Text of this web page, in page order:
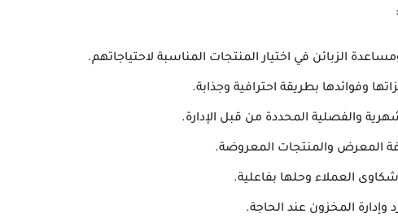
الزبائن في اختيار المنتجات المناسبة لاحتياجاتهم.
وفوائدها بطريقة احترافية وجذابة.
والفصلية المحددة من قبل الإدارة.
المعرض والمنتجات المعروضة.
العملاء وحلها بفاعلية.
المخزون عند الحاجة.